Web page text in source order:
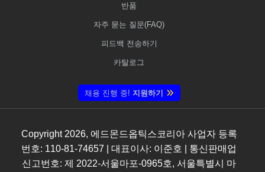
반품
자주 묻는 질문(FAQ)
피드백 전송하기
카탈로그
채용 진행 중! 지원하기
Copyright 2026, 에드몬드옵틱스코리아 사업자 등록
번호: 110-81-74657 | 대표이사: 이준호 | 통신판매업
신고번호: 제 2022-서울마포-0965호, 서울특별시 마